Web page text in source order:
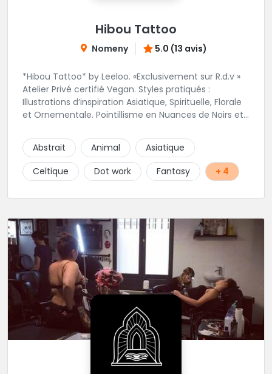
Hibou Tattoo
Nomeny 5.0 (13 avis)
*Hibou Tattoo* by Leeloo. «Exclusivement sur R.d.v »
Atelier Privé certifié Vegan. Styles pratiqués :
Illustrations d’inspiration Asiatique, Spirituelle, Florale
et Ornementale. Pointillisme en Nuances de Noirs et
de l’Atelier :
https://www.facebook.com/HibouTattoos
Abstrait Animal
Asiatique
Celtique
Dot work Fantasy + 4